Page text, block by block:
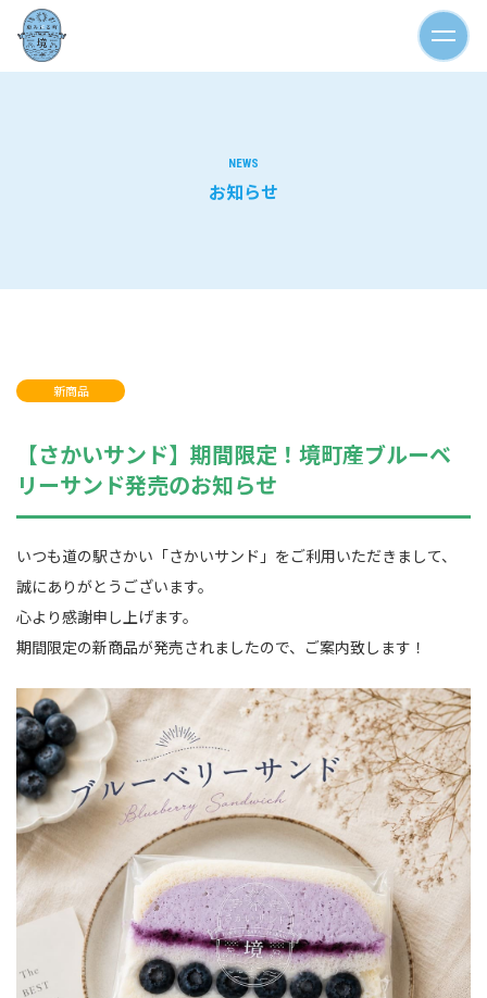
NEWS
お知らせ
新商品
【さかいサンド】期間限定！境町産ブルーベ
リーサンド発売のお知らせ
いつも道の駅さかい「さかいサンド」をご利用いただきまして、
誠にありがとうございます。
心より感謝申し上げます。
期間限定の新商品が発売されましたので、ご案内致します！